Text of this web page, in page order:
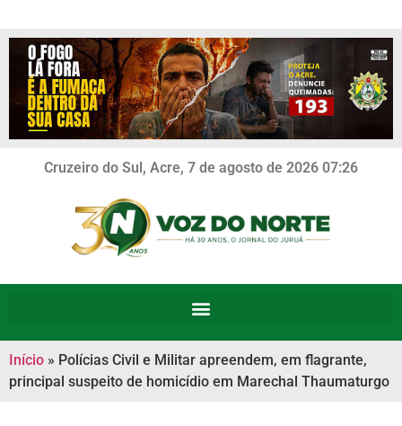
Cruzeiro do Sul, Acre, 7 de agosto de 2026 07:26
Início » Polícias Civil e Militar apreendem, em flagrante,
principal suspeito de homicídio em Marechal Thaumaturgo